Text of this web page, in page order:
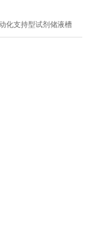
化支持型试剂储液槽